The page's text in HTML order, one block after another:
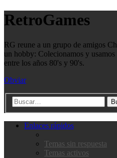
RetroGames
RG reune a un grupo de amigos
un hobby: Colecionamos y
entre los años 80's y 90's.
Obviar
Enlaces rápidos
Temas sin respuesta
Temas activos